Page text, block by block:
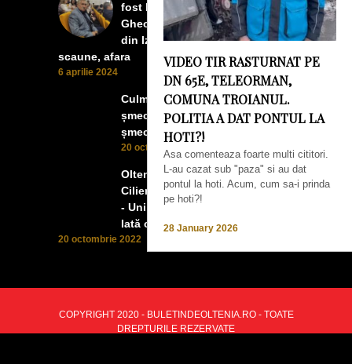
VIDEO TIR RASTURNAT PE
DN 65E, TELEORMAN,
COMUNA TROIANUL.
POLITIA A DAT PONTUL LA
HOTI?!
Asa comenteaza foarte multi cititori.
L-au cazat sub "paza" si au dat
pontul la hoti. Acum, cum sa-i prinda
pe hoti?!
28 January 2026
fost la concertul lui Tudor
Gheorghe. Lumea prea buna
din Izbiceni a avut un ecran si
scaune, afara
6 aprilie 2024
Culmea smecheriei! O mașină
șmecheră l-a trădat pe cel mai
șmecher oltean
20 octombrie 2022
Oltenii, Dăbulenii, Izbicenii,
Cilienii s-au înfrățit cu Puchenii
- Unii cu munca, alții cu profitul.
Iată ce a ieșit!
20 octombrie 2022
COPYRIGHT 2020 - BULETINDEOLTENIA.RO - TOATE
DREPTURILE REZERVATE